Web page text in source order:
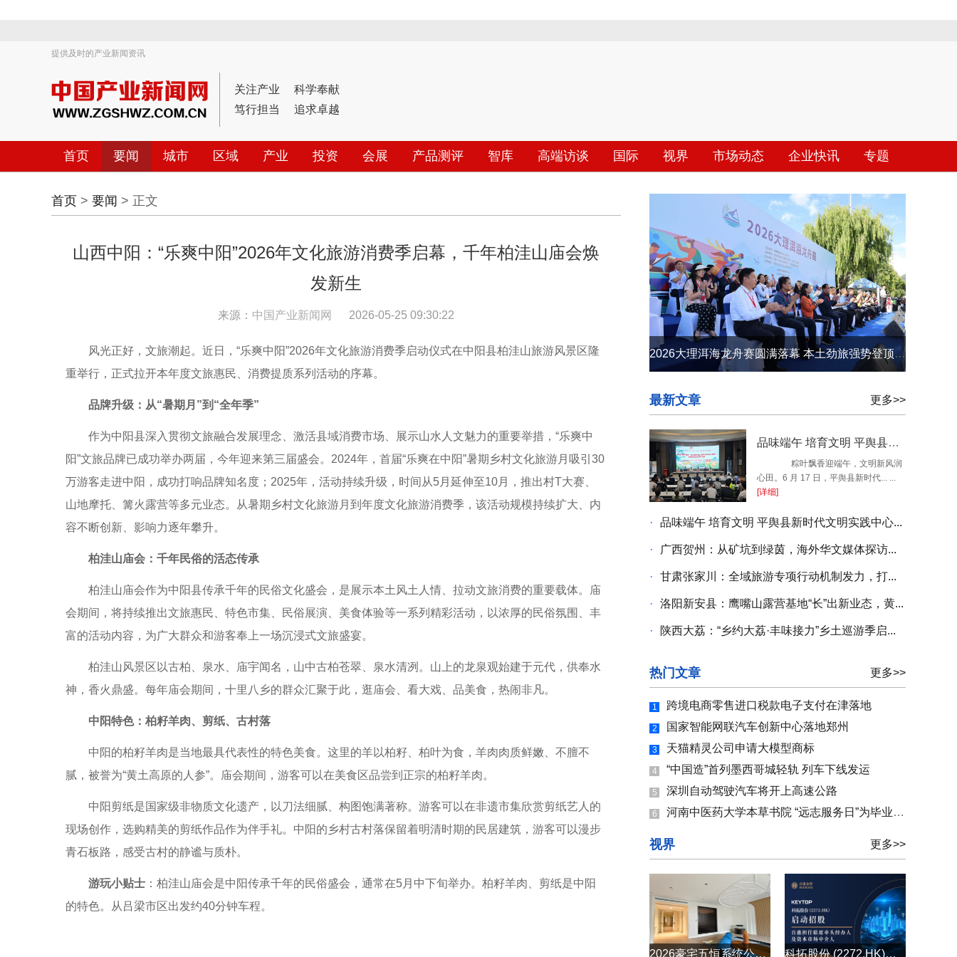
提供及时的产业新闻资讯
关注产业
科学奉献
笃行担当
追求卓越
首页 要闻 城市 区域 产业 投资 会展 产品测评 智库 高端访谈 国际 视界 市场动态 企业快讯 专题
首页 > 要闻 > 正文
山西中阳：“乐爽中阳”2026年文化旅游消费季启幕，千年柏洼山庙会焕
发新生
来源： 中国产业新闻网 2026-05-25 09:30:22
风光正好，文旅潮起。近日，“乐爽中阳”2026年文化旅游消费季启动仪式在中阳县柏洼山旅游风景区隆
重举行，正式拉开本年度文旅惠民、消费提质系列活动的序幕。
品牌升级：从“暑期月”到“全年季”
作为中阳县深入贯彻文旅融合发展理念、激活县域消费市场、展示山水人文魅力的重要举措，“乐爽中
阳”文旅品牌已成功举办两届，今年迎来第三届盛会。2024年，首届“乐爽在中阳”暑期乡村文化旅游月吸引30
万游客走进中阳，成功打响品牌知名度；2025年，活动持续升级，时间从5月延伸至10月，推出村T大赛、
山地摩托、篝火露营等多元业态。从暑期乡村文化旅游月到年度文化旅游消费季，该活动规模持续扩大、内
容不断创新、影响力逐年攀升。
柏洼山庙会：千年民俗的活态传承
柏洼山庙会作为中阳县传承千年的民俗文化盛会，是展示本土风土人情、拉动文旅消费的重要载体。庙
会期间，将持续推出文旅惠民、特色市集、民俗展演、美食体验等一系列精彩活动，以浓厚的民俗氛围、丰
富的活动内容，为广大群众和游客奉上一场沉浸式文旅盛宴。
柏洼山风景区以古柏、泉水、庙宇闻名，山中古柏苍翠、泉水清冽。山上的龙泉观始建于元代，供奉水
神，香火鼎盛。每年庙会期间，十里八乡的群众汇聚于此，逛庙会、看大戏、品美食，热闹非凡。
中阳特色：柏籽羊肉、剪纸、古村落
中阳的柏籽羊肉是当地最具代表性的特色美食。这里的羊以柏籽、柏叶为食，羊肉肉质鲜嫩、不膻不
腻，被誉为“黄土高原的人参”。庙会期间，游客可以在美食区品尝到正宗的柏籽羊肉。
中阳剪纸是国家级非物质文化遗产，以刀法细腻、构图饱满著称。游客可以在非遗市集欣赏剪纸艺人的
现场创作，选购精美的剪纸作品作为伴手礼。中阳的乡村古村落保留着明清时期的民居建筑，游客可以漫步
青石板路，感受古村的静谧与质朴。
游玩小贴士 ：柏洼山庙会是中阳传承千年的民俗盛会，通常在5月中下旬举办。柏籽羊肉、剪纸是中阳
的特色。从吕梁市区出发约40分钟车程。
2026大理洱海龙舟赛圆满落幕 本土劲旅强势登顶 苍洱之间续写荣光
更多>>
最新文章
品味端午 培育文明 平舆县新时代文明实践中心开展端午民俗系列活动
粽叶飘香迎端午，文明新风润
心田。6 月 17 日，平舆县新时代... ...
[详细]
· 品味端午 培育文明 平舆县新时代文明实践中心...
· 广西贺州：从矿坑到绿茵，海外华文媒体探访...
· 甘肃张家川：全域旅游专项行动机制发力，打...
· 洛阳新安县：鹰嘴山露营基地“长”出新业态，黄...
· 陕西大荔：“乡约大荔·丰味接力”乡土巡游季启...
更多>>
热门文章
1 跨境电商零售进口税款电子支付在津落地
2 国家智能网联汽车创新中心落地郑州
3 天猫精灵公司申请大模型商标
4 “中国造”首列墨西哥城轻轨 列车下线发运
5 深圳自动驾驶汽车将开上高速公路
6 河南中医药大学本草书院 “远志服务日”为毕业生就业保驾护航
更多>>
视界
2026豪宅五恒系统公司怎么选？别墅大平层全空气五恒系统原厂直供 科拓股份 (2272.HK)启动招股 百惠担任联席牵头经办人及资本市场中介人